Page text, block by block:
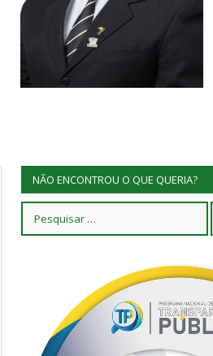
NÃO ENCONTROU O QUE QUERIA?